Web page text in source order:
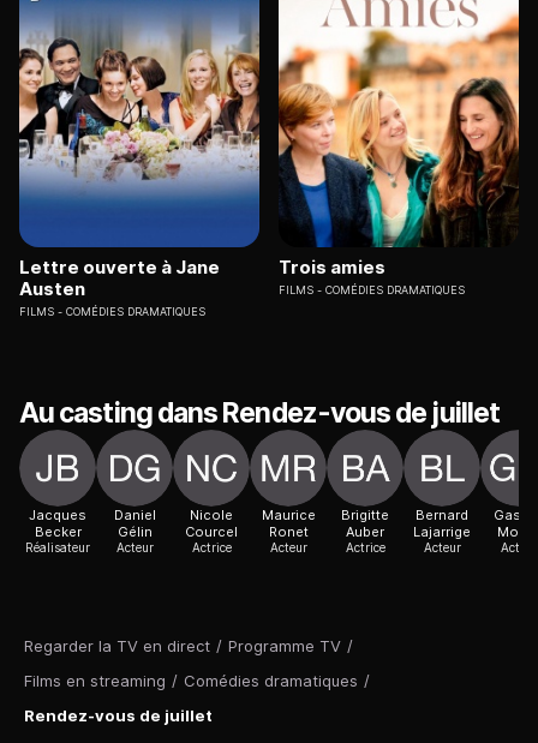
Regarder la TV en direct / Programme TV /
Films en streaming / Comédies dramatiques /
Rendez-vous de juillet
Lettre ouverte à Jane
Austen
FILMS COMÉDIES DRAMATIQUES
Trois amies
FILMS COMÉDIES DRAMATIQUES
Au casting dans Rendez-vous de juillet
Jacques
Becker
Réalisateur
Daniel
Gélin
Acteur
Nicole
Courcel
Actrice
Maurice
Ronet
Acteur
Brigitte
Auber
Actrice
Bernard
Lajarrige
Acteur Acteur